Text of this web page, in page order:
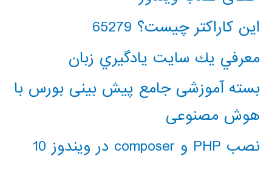
این کاراکتر چیست؟ 65279
معرفي يك سايت يادگيري زبان
بسته آموزشی جامع پیش بینی بورس با
هوش مصنوعی
نصب PHP و composer در ویندوز 10